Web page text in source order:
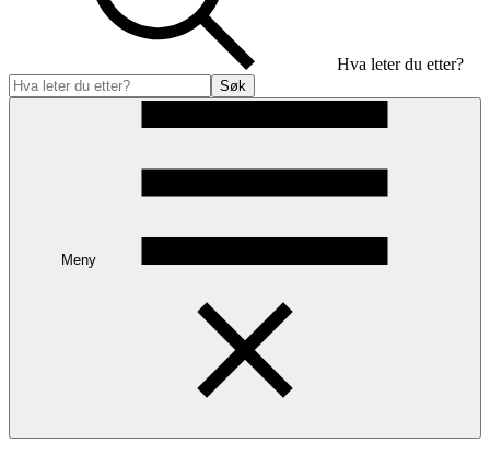
Hva leter du etter?
Søk
Meny